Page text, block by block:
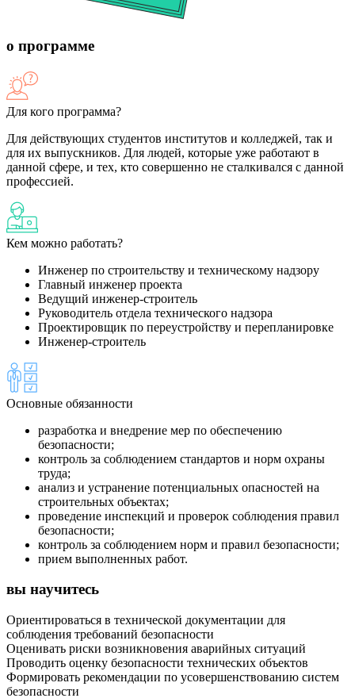
о программе
Для кого программа?
Для действующих студентов институтов и колледжей, так и
для их выпускников. Для людей, которые уже работают в
данной сфере, и тех, кто совершенно не сталкивался с данной
профессией.
Кем можно работать?
Инженер по строительству и техническому надзору
Главный инженер проекта
Ведущий инженер-строитель
Руководитель отдела технического надзора
Проектировщик по переустройству и перепланировке
Инженер-строитель
Основные обязанности
разработка и внедрение мер по обеспечению
безопасности;
контроль за соблюдением стандартов и норм охраны
труда;
анализ и устранение потенциальных опасностей на
строительных объектах;
проведение инспекций и проверок соблюдения правил
безопасности;
контроль за соблюдением норм и правил безопасности;
прием выполненных работ.
вы научитесь
Ориентироваться в технической документации для
соблюдения требований безопасности
Оценивать риски возникновения аварийных ситуаций
Проводить оценку безопасности технических объектов
Формировать рекомендации по усовершенствованию систем
безопасности